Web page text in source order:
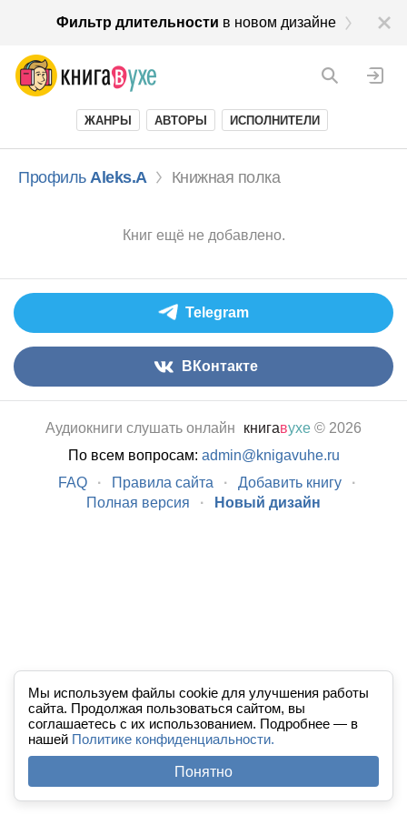
Мы используем файлы cookie для улучшения работы
сайта. Продолжая пользоваться сайтом, вы
соглашаетесь с их использованием. Подробнее — в
нашей Политике конфиденциальности.
Понятно
Фильтр длительности в новом дизайне
ЖАНРЫ АВТОРЫ ИСПОЛНИТЕЛИ
Профиль Aleks.A Книжная полка
Книг ещё не добавлено.
Telegram
ВКонтакте
Аудиокниги слушать онлайн книгавухе © 2026
По всем вопросам: admin@knigavuhe.ru
FAQ
· Правила сайта · Добавить книгу
·
Полная версия
· Новый дизайн